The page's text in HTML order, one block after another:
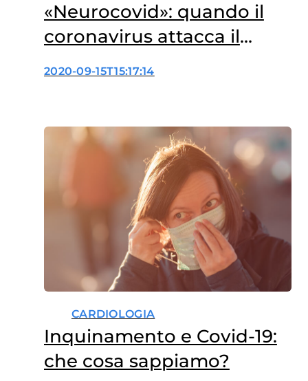
«Neurocovid»: quando il
coronavirus attacca il
cervello
2020-09-15T15:17:14
CARDIOLOGIA
Inquinamento e Covid-19:
che cosa sappiamo?